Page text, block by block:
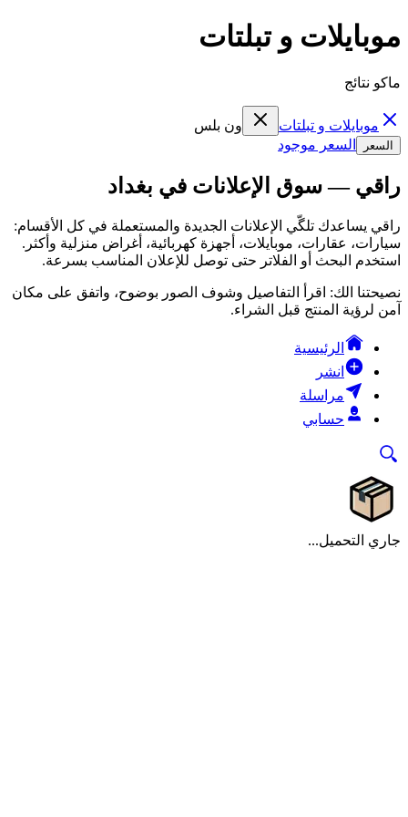
موبايلات و تبلتات
ماكو نتائج
موبايلات و تبلتات ون بلس
السعر السعر موجود
راقي — سوق الإعلانات في بغداد
راقي يساعدك تلگّي الإعلانات الجديدة والمستعملة في كل الأقسام:
سيارات، عقارات، موبايلات، أجهزة كهربائية، أغراض منزلية وأكثر.
استخدم البحث أو الفلاتر حتى توصل للإعلان المناسب بسرعة.
نصيحتنا الك: اقرأ التفاصيل وشوف الصور بوضوح، واتفق على مكان
آمن لرؤية المنتج قبل الشراء.
الرئيسية
انشر
مراسلة
حسابي
جاري التحميل...